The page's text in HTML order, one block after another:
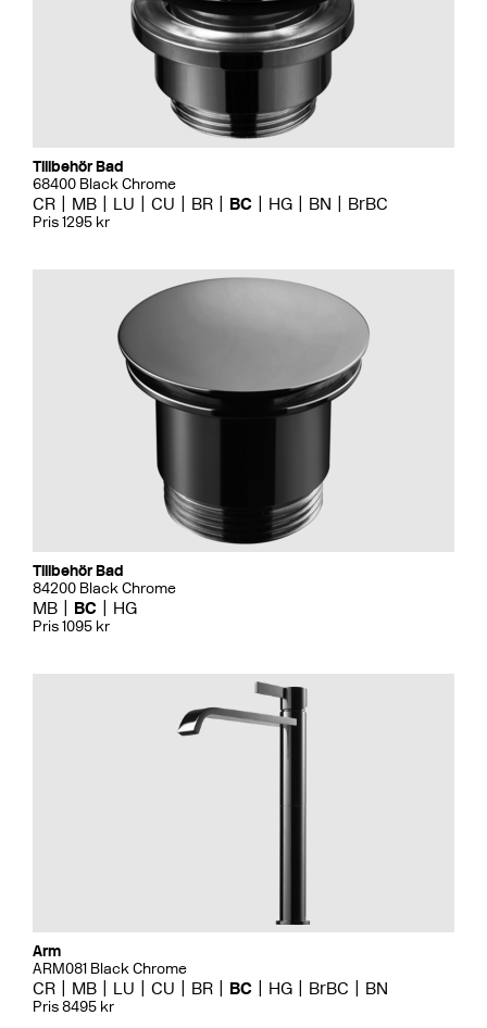
Tillbehör Bad
68400 Black Chrome
CR MB LU CU BR BC HG BN BrBC
Pris 1295 kr
Tillbehör Bad
84200 Black Chrome
MB BC HG
Pris 1095 kr
Arm
ARM081 Black Chrome
CR MB LU CU BR BC HG BrBC BN
Pris 8495 kr